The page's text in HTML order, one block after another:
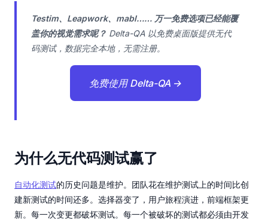
Testim、Leapwork、mabl…… 万一免费选项已经能覆
盖你的视觉需求呢？ Delta-QA 以免费桌面版提供无代
码测试，数据完全本地，无需注册。
免费使用 Delta-QA →
为什么无代码测试赢了
自动化测试的历史问题是维护。团队花在维护测试上的时间比创
建新测试的时间还多。选择器变了，用户旅程演进，前端框架更
新。每一次变更都破坏测试。每一个被破坏的测试都必须由开发